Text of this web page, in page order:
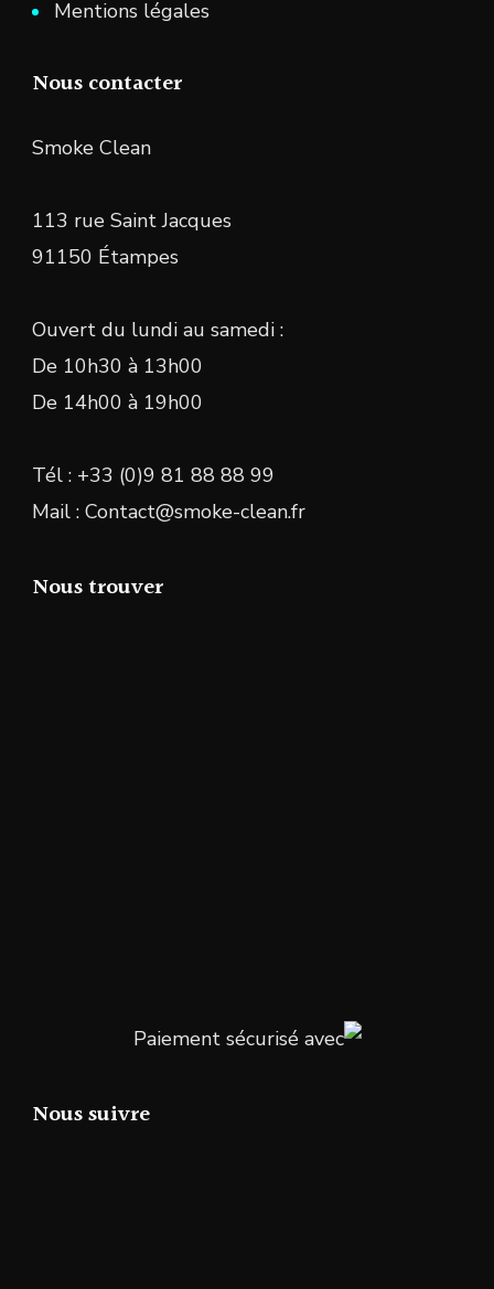
Mentions légales
Nous contacter
Smoke Clean
113 rue Saint Jacques
91150 Étampes
Ouvert du lundi au samedi :
De 10h30 à 13h00
De 14h00 à 19h00
Tél : +33 (0)9 81 88 88 99
Mail : Contact@smoke-clean.fr
Nous trouver
Paiement sécurisé avec
Nous suivre